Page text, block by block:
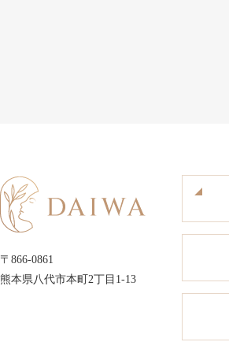
〒866-0861
熊本県八代市本町2丁目1-13